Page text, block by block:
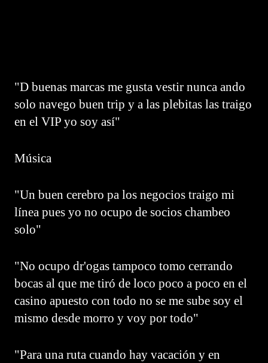
"D buenas marcas me gusta vestir nunca ando
solo navego buen trip y a las plebitas las traigo
en el VIP yo soy así"
Música
"Un buen cerebro pa los negocios traigo mi
línea pues yo no ocupo de socios chambeo
solo"
"No ocupo dr'ogas tampoco tomo cerrando
bocas al que me tiró de loco poco a poco en el
casino apuesto con todo no se me sube soy el
mismo desde morro y voy por todo"
"Para una ruta cuando hay vacación y en